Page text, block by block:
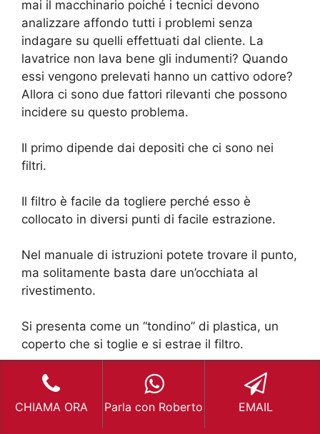
mai il macchinario poiché i tecnici devono
analizzare affondo tutti i problemi senza
indagare su quelli effettuati dal cliente. La
lavatrice non lava bene gli indumenti? Quando
essi vengono prelevati hanno un cattivo odore?
Allora ci sono due fattori rilevanti che possono
incidere su questo problema.
Il primo dipende dai depositi che ci sono nei
filtri.
Il filtro è facile da togliere perché esso è
collocato in diversi punti di facile estrazione.
Nel manuale di istruzioni potete trovare il punto,
ma solitamente basta dare un’occhiata al
rivestimento.
Si presenta come un “tondino” di plastica, un
coperto che si toglie e si estrae il filtro.
Potrebbe esserci la presenza di acqua che
fuoriesce in modo copioso, ma non allarmante.
CHIAMA ORA Parla con Roberto EMAIL